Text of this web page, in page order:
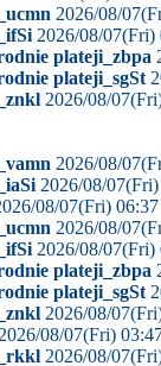
2026/08/
2026/08/07(Fri)
plateji_zbpa
plateji_sgSt
2026/08/
2026/08/
2026/08/
08/07(Fri) 06:37
2026/08/
2026/08/07(Fri)
plateji_zbpa
plateji_sgSt
2026/08/
2026/08/07(Fri)
2026/08/